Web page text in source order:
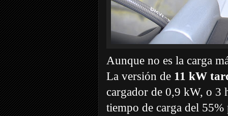
Aunque no es la carga
La versión de 11 kW
cargador de 0,9 kW, o 3
tiempo de carga del 55%